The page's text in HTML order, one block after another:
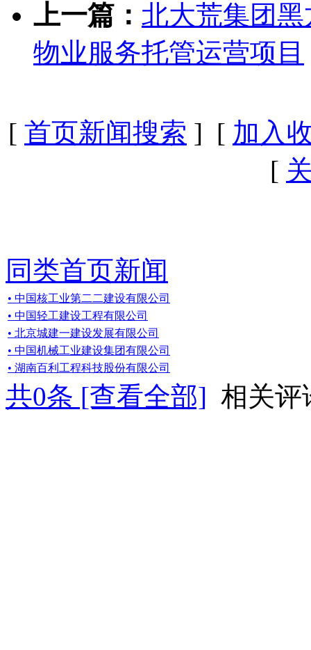
上一篇： 北大荒集团
物业服务托管运营项目
[ 首页新闻搜索 ] [ 加入
[
同类首页新闻
• 中国核工业第二二建设有限公司
• 中国轻工建设工程有限公司
• 北京城建一建设发展有限公司
• 中国机械工业建设集团有限公司
• 湖南百利工程科技股份有限公司
共0条 [查看全部] 相关评